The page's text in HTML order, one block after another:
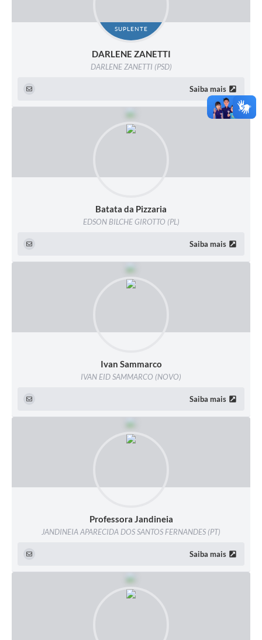
SUPLENTE
DARLENE ZANETTI
DARLENE ZANETTI (PSD)
Saiba mais
Batata da Pizzaria
EDSON BILCHE GIROTTO (PL)
Saiba mais
Ivan Sammarco
IVAN EID SAMMARCO (NOVO)
Saiba mais
Professora Jandineia
JANDINEIA APARECIDA DOS SANTOS FERNANDES (PT)
Saiba mais